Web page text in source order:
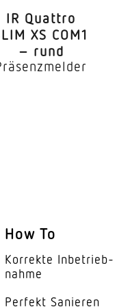
Detail
1,
1,
IR Quattro
XS COM1
– rund
How To
Korrekte Inbe­trieb­
nahme
Perfekt Sanieren